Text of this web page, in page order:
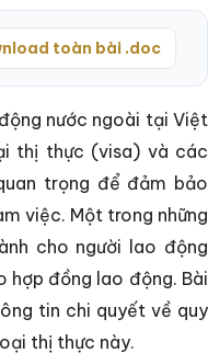
toàn bài .doc
nước ngoài tại Việt
thị thực (visa) và các
trọng để đảm bảo
việc. Một trong những
cho người lao động
hợp đồng lao động. Bài
tin chi quyết về quy
thị thực này.